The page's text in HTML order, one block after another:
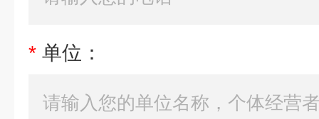
* 单位：